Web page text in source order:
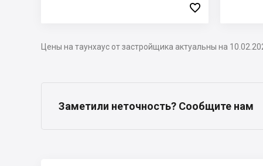

Цены на таунхаус от застройщика актуальны на
Заметили неточность? Сообщите нам